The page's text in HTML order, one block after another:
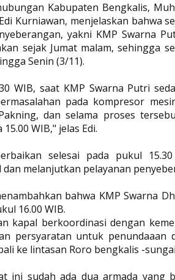
Kabupaten Bengkalis,
Kurniawan, menjelaskan bahwa
yakni KMP Swarna
sejak Jumat malam, sehingga
Senin (3/11).
WIB, saat KMP Swarna Putri
pada kompresor
dan selama proses
WIB," jelas Edi.
selesai pada pukul
melanjutkan pelayanan
bahwa KMP Swarna
16.00 WIB.
kapal berkoordinasi dengan
persyaratan untuk penundaaan
ke lintasan Roro bengkalis -
ini sudah ada dua armada yang